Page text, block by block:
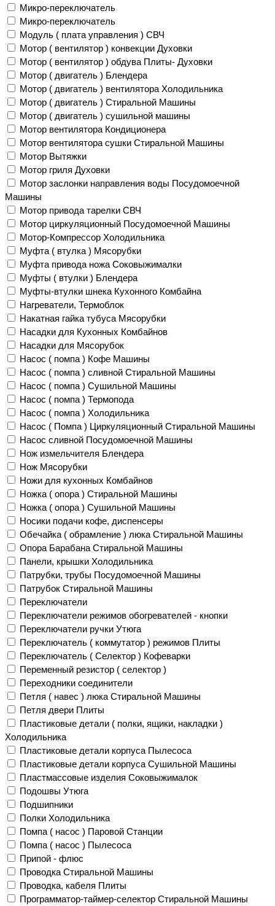
Микро-переключатель
Микро-переключатель
Модуль ( плата управления ) СВЧ
Мотор ( вентилятор ) конвекции Духовки
Мотор ( вентилятор ) обдува Плиты- Духовки
Мотор ( двигатель ) Блендера
Мотор ( двигатель ) вентилятора Холодильника
Мотор ( двигатель ) Стиральной Машины
Мотор ( двигатель ) сушильной машины
Мотор вентилятора Кондиционера
Мотор вентилятора сушки Стиральной Машины
Мотор Вытяжки
Мотор гриля Духовки
Мотор заслонки направления воды Посудомоечной
Машины
Мотор привода тарелки СВЧ
Мотор циркуляционный Посудомоечной Машины
Мотор-Компрессор Холодильника
Муфта ( втулка ) Мясорубки
Муфта привода ножа Соковыжималки
Муфты ( втулки ) Блендера
Муфты-втулки шнека Кухонного Комбайна
Нагреватели, Термоблок
Накатная гайка тубуса Мясорубки
Насадки для Кухонных Комбайнов
Насадки для Мясорубок
Насос ( помпа ) Кофе Машины
Насос ( помпа ) сливной Стиральной Машины
Насос ( помпа ) Сушильной Машины
Насос ( помпа ) Термопода
Насос ( помпа ) Холодильника
Насос ( Помпа ) Циркуляционный Стиральной Машины
Насос сливной Посудомоечной Машины
Нож измельчителя Блендера
Нож Мясорубки
Ножи для кухонных Комбайнов
Ножка ( опора ) Стиральной Машины
Ножка ( опора ) Сушильной Машины
Носики подачи кофе, диспенсеры
Обечайка ( обрамление ) люка Стиральной Машины
Опора Барабана Стиральной Машины
Панели, крышки Холодильника
Патрубки, трубы Посудомоечной Машины
Патрубок Стиральной Машины
Переключатели
Переключатели режимов обогревателей - кнопки
Переключатели ручки Утюга
Переключатель ( коммутатор ) режимов Плиты
Переключатель ( Селектор ) Кофеварки
Переменный резистор ( селектор )
Переходники соединители
Петля ( навес ) люка Стиральной Машины
Петля двери Плиты
Пластиковые детали ( полки, ящики, накладки )
Холодильника
Пластиковые детали корпуса Пылесоса
Пластиковые детали корпуса Сушильной Машины
Пластмассовые изделия Соковыжималок
Подошвы Утюга
Подшипники
Полки Холодильника
Помпа ( насос ) Паровой Станции
Помпа ( насос ) Пылесоса
Припой - флюс
Проводка Стиральной Машины
Проводка, кабеля Плиты
Программатор-таймер-селектор Стиральной Машины